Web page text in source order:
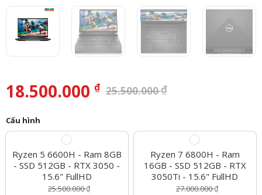
18.500.000 ₫ 25.500.000₫
Cấu hình
Ryzen 5 6600H - Ram 8GB
- SSD 512GB - RTX 3050 -
15.6" FullHD
25.500.000₫
Ryzen 7 6800H - Ram
16GB - SSD 512GB - RTX
3050Ti - 15.6" FullHD
27.000.000₫